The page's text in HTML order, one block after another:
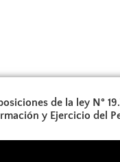
de la ley N°
y Ejercicio del